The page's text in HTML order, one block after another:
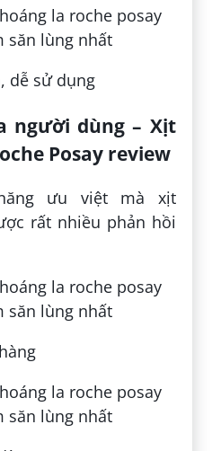
dễ sử dụng
người dùng – Xịt
Posay review
ưu việt mà xịt
rất nhiều phản hồi